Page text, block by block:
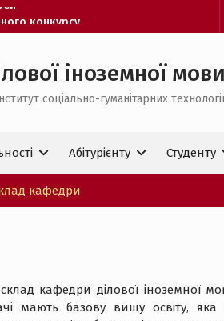
конкурсу
курсів
іноземної
соціально-гуманітарних
Абітурієнту Студенту
кафедри
кафедри ділової іноземної
мають базову вищу освіту,